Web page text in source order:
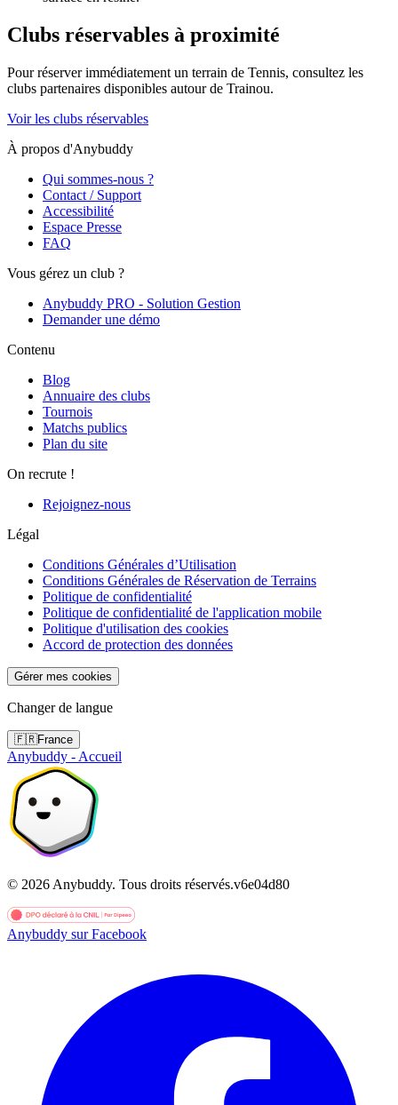
Clubs réservables à proximité
Pour réserver immédiatement un terrain de Tennis, consultez les
clubs partenaires disponibles autour de Trainou.
Voir les clubs réservables
À propos d'Anybuddy
Qui sommes-nous ?
Contact / Support
Accessibilité
Espace Presse
FAQ
Vous gérez un club ?
Anybuddy PRO - Solution Gestion
Demander une démo
Contenu
Blog
Annuaire des clubs
Tournois
Matchs publics
Plan du site
On recrute !
Rejoignez-nous
Légal
Conditions Générales d’Utilisation
Conditions Générales de Réservation de Terrains
Politique de confidentialité
Politique de confidentialité de l'application mobile
Politique d'utilisation des cookies
Accord de protection des données
Gérer mes cookies
Changer de langue
🇫🇷France
Anybuddy - Accueil
© 2026 Anybuddy. Tous droits réservés.v6e04d80
Anybuddy sur Facebook